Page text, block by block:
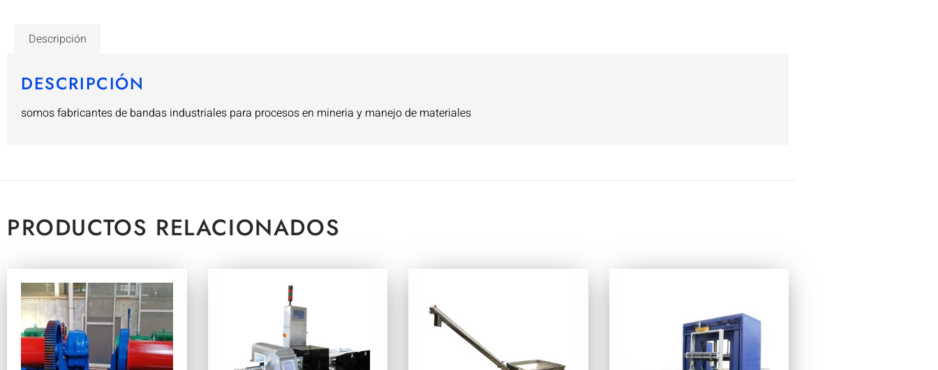
Descripción
DESCRIPCIÓN
somos fabricantes de bandas industriales para procesos en mineria y manejo de materiales
PRODUCTOS RELACIONADOS